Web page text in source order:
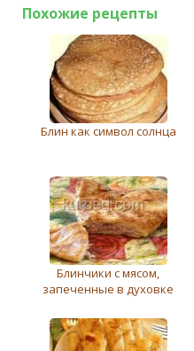
Похожие рецепты
Блин как символ солнца
Блинчики с мясом,
запеченные в духовке